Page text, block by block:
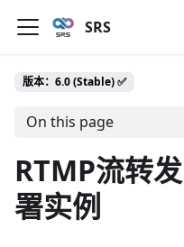
SRS
版本：6.0 (Stable) ✅
On this page
RTMP流转
署实例